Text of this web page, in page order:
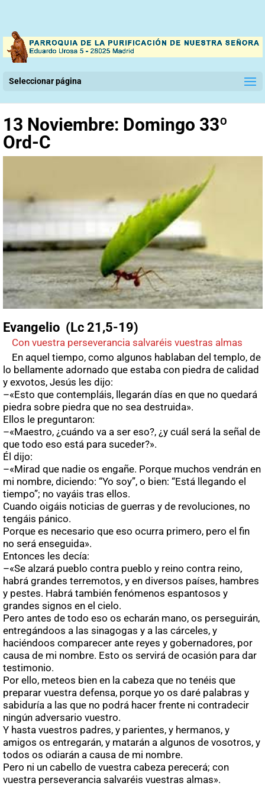
Seleccionar página
13 Noviembre: Domingo 33º
Ord-C
Evangelio (Lc 21,5-19)
Con vuestra perseverancia salvaréis vuestras almas
En aquel tiempo, como algunos hablaban del templo, de
lo bellamente adornado que estaba con piedra de calidad
y exvotos, Jesús les dijo:
–«Esto que contempláis, llegarán días en que no quedará
piedra sobre piedra que no sea destruida».
Ellos le preguntaron:
–«Maestro, ¿cuándo va a ser eso?, ¿y cuál será la señal de
que todo eso está para suceder?».
Él dijo:
–«Mirad que nadie os engañe. Porque muchos vendrán en
mi nombre, diciendo: “Yo soy”, o bien: “Está llegando el
tiempo”; no vayáis tras ellos.
Cuando oigáis noticias de guerras y de revoluciones, no
tengáis pánico.
Porque es necesario que eso ocurra primero, pero el fin
no será enseguida».
Entonces les decía:
–«Se alzará pueblo contra pueblo y reino contra reino,
habrá grandes terremotos, y en diversos países, hambres
y pestes. Habrá también fenómenos espantosos y
grandes signos en el cielo.
Pero antes de todo eso os echarán mano, os perseguirán,
entregándoos a las sinagogas y a las cárceles, y
haciéndoos comparecer ante reyes y gobernadores, por
causa de mi nombre. Esto os servirá de ocasión para dar
testimonio.
Por ello, meteos bien en la cabeza que no tenéis que
preparar vuestra defensa, porque yo os daré palabras y
sabiduría a las que no podrá hacer frente ni contradecir
ningún adversario vuestro.
Y hasta vuestros padres, y parientes, y hermanos, y
amigos os entregarán, y matarán a algunos de vosotros, y
todos os odiarán a causa de mi nombre.
Pero ni un cabello de vuestra cabeza perecerá; con
vuestra perseverancia salvaréis vuestras almas».